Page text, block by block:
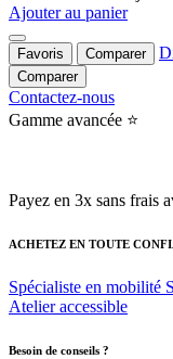
Ajouter au panier
Favoris Comparer
Comparer
Contactez-nous
Gamme avancée ⭐
Payez en 3x sans frais
ACHETEZ EN TOUTE
Spécialiste en mobilité
Atelier accessible
Besoin de conseils ?